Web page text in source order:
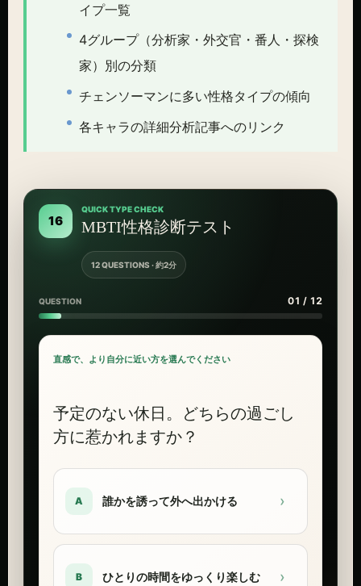
イプ一覧
4グループ（分析家・外交官・番人・探検
家）別の分類
チェンソーマンに多い性格タイプの傾向
各キャラの詳細分析記事へのリンク
16
QUICK TYPE CHECK
MBTI性格診断テスト
12 QUESTIONS · 約2分
QUESTION 01 / 12
直感で、より自分に近い方を選んでください
予定のない休日。どちらの過ごし
方に惹かれますか？
A 誰かを誘って外へ出かける ›
B ひとりの時間をゆっくり楽しむ ›